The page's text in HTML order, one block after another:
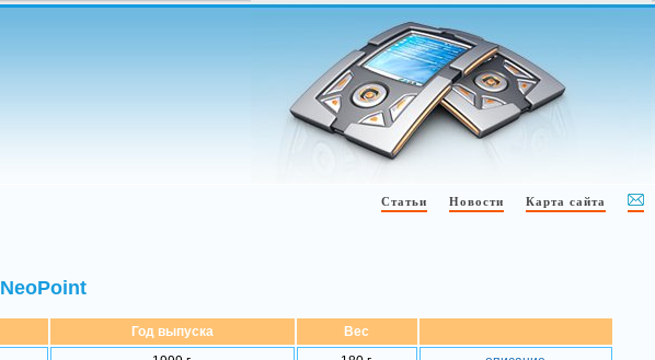
Статьи Новости Карта сайта
NeoPoint
Год выпуска
Вес